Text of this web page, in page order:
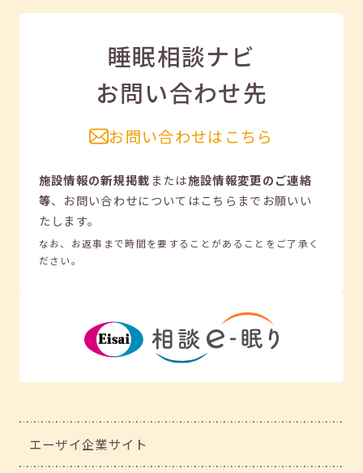
睡眠相談ナビ
お問い合わせ先
お問い合わせはこちら
施設情報の新規掲載または施設情報変更のご連絡
等、 お問い合わせについてはこちらまでお願いい
たします。
なお、お返事まで時間を要することがあることをご了承く
ださい。
エーザイ企業サイト